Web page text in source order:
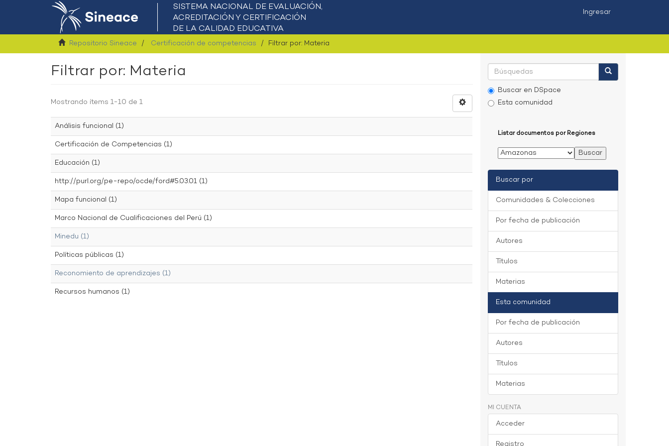
Ingresar
Repositorio Sineace Certificación de competencias Filtrar por: Materia
Filtrar por: Materia
Mostrando ítems 1-10 de 1
Análisis funcional (1)
Certificación de Competencias (1)
Educación (1)
http://purl.org/pe-repo/ocde/ford#5.03.01 (1)
Mapa funcional (1)
Marco Nacional de Cualificaciones del Perú (1)
Minedu (1)
Políticas públicas (1)
Reconomiento de aprendizajes (1)
Recursos humanos (1)
Buscar en DSpace
Esta comunidad
Listar documentos por Regiones
Buscar por
Comunidades & Colecciones
Por fecha de publicación
Autores
Títulos
Materias
Esta comunidad
Por fecha de publicación
Autores
Títulos
Materias
MI CUENTA
Acceder